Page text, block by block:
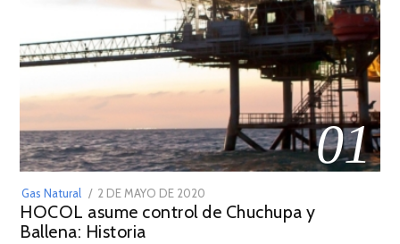
01
Gas Natural
POSTED
ON
2 DE MAYO DE 2020
DE
HOCOL asume control de Chuchupa y
Ballena: Historia